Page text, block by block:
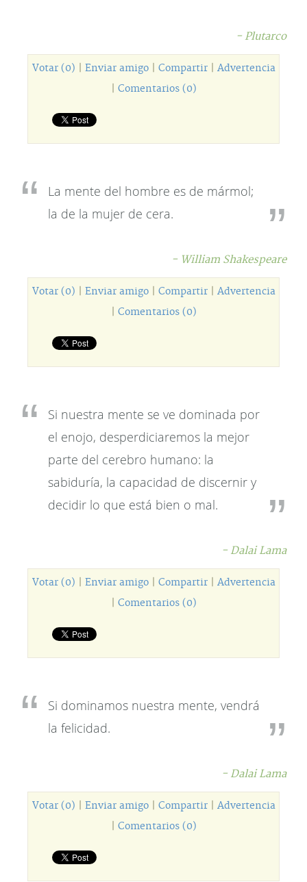
- Plutarco
Votar (0) Enviar amigo| Compartir| Advertencia
Comentarios (0)
La mente del hombre es de mármol;
la de la mujer de cera.
- William Shakespeare
Votar (0) Enviar amigo| Compartir| Advertencia
Comentarios (0)
Si nuestra mente se ve dominada por
el enojo, desperdiciaremos la mejor
parte del cerebro humano: la
sabiduría, la capacidad de discernir y
decidir lo que está bien o mal.
- Dalai Lama
Votar (0) Enviar amigo| Compartir| Advertencia
Comentarios (0)
Si dominamos nuestra mente, vendrá
la felicidad.
- Dalai Lama
Votar (0) Enviar amigo| Compartir| Advertencia
Comentarios (0)